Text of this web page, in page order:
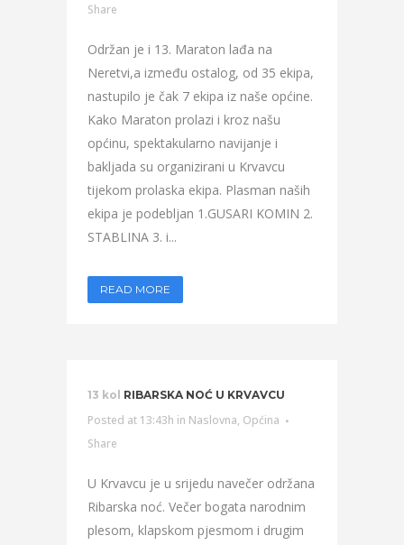
Share
Održan je i 13. Maraton lađa na
Neretvi,a između ostalog, od 35 ekipa,
nastupilo je čak 7 ekipa iz naše općine.
Kako Maraton prolazi i kroz našu
općinu, spektakularno navijanje i
bakljada su organizirani u Krvavcu
tijekom prolaska ekipa. Plasman naših
ekipa je podebljan 1.GUSARI KOMIN 2.
STABLINA 3. i...
READ MORE
13 kol RIBARSKA NOĆ U KRVAVCU
Posted at 13:43h in Naslovna, Općina
Share
U Krvavcu je u srijedu navečer održana
Ribarska noć. Večer bogata narodnim
plesom, klapskom pjesmom i drugim